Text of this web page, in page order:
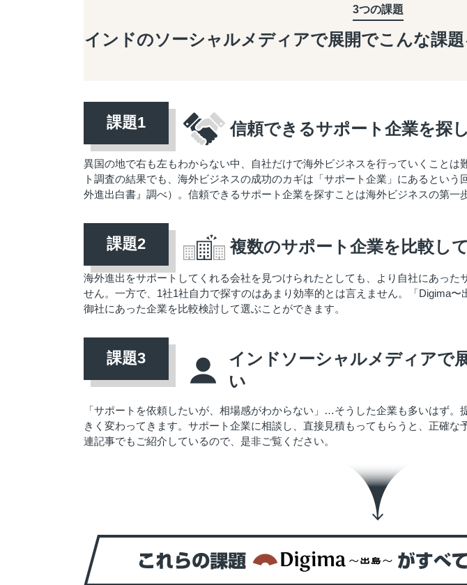
3つの課題
インドのソーシャルメディアで展開でこんな課題
信頼できるサポート企業を探
異国の地で右も左もわからない中、自社だけで海外ビジネスを行っていくことは
ト調査の結果でも、海外ビジネスの成功のカギは「サポート企業」にあるとい
外進出白書』調べ）。信頼できるサポート企業を探すことは海外ビジネスの第一
複数のサポート企業を比較し
海外進出をサポートしてくれる会社を見つけられたとしても、より自社にあった
せん。一方で、1社1社自力で探すのはあまり効率的とは言えません。「Digima〜
御社にあった企業を比較検討して選ぶことができます。
インドソーシャルメディアで
い
「サポートを依頼したいが、相場感がわからない」…そうした企業も多いはず。
きく変わってきます。サポート企業に相談し、直接見積もってもらうと、正確な
連記事でもご紹介しているので、是非ご覧ください。